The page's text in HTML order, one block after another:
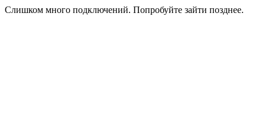
Слишком много подключений. Попробуйте зайти позднее.